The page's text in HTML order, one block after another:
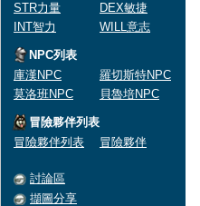
STR力量
DEX敏捷
INT智力
WILL意志
NPC列表
庫漢NPC
羅切斯特NPC
莫洛班NPC
貝魯培NPC
冒險夥伴列表
冒險夥伴列表
冒險夥伴
討論區
擷圖分享